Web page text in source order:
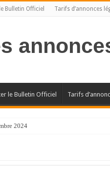
Bulletin Officiel Tarifs d’annonces
le Bulletin Officiel Tarifs
2024